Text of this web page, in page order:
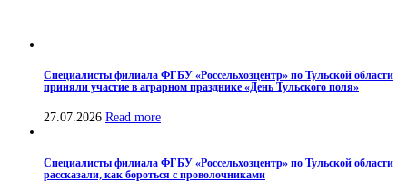
Специалисты филиала ФГБУ «Россельхозцентр» по Тульской области
приняли участие в аграрном празднике «День Тульского поля»
27.07.2026 Read more
Специалисты филиала ФГБУ «Россельхозцентр» по Тульской области
рассказали, как бороться с проволочниками